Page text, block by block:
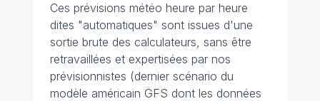
Ces prévisions météo heure par heure
dites "automatiques" sont issues d'une
sortie brute des calculateurs, sans être
retravaillées et expertisées par nos
prévisionnistes (dernier scénario du
modèle américain GFS dont les données